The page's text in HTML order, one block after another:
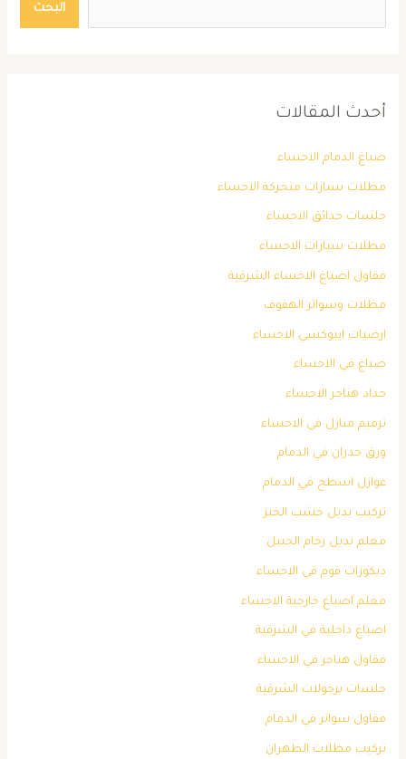
البحث
أحدث المقالات
صباغ الدمام الاحساء
مظلات سيارات متحركة الاحساء
جلسات حدائق الاحساء
مظلات سيارات الاحساء
مقاول اصباغ الاحساء الشرقية
مظلات وسواتر الهفوف
ارضيات ايبوكسي الاحساء
صباغ في الاحساء
حداد هناجر الاحساء
ترميم منازل في الاحساء
ورق جدران في الدمام
عوازل اسطح في الدمام
تركيب بديل خشب الخبر
معلم بديل رخام الجبيل
ديكورات فوم في الاحساء
معلم اصباغ خارجية الاحساء
اصباغ داخلية في الشرقية
مقاول هناجر في الاحساء
جلسات برجولات الشرقية
مقاول سواتر في الدمام
تركيب مظلات الظهران